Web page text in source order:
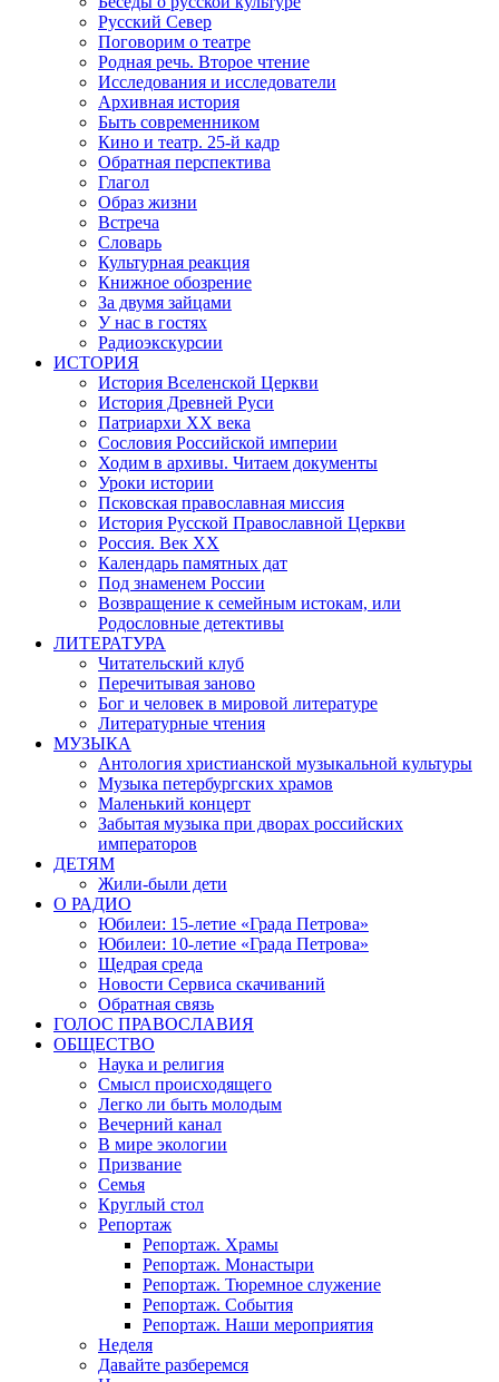
Русский Север
Поговорим о театре
Родная речь. Второе чтение
Исследования и исследователи
Архивная история
Быть современником
Кино и театр. 25-й кадр
Обратная перспектива
Глагол
Образ жизни
Встреча
Словарь
Культурная реакция
Книжное обозрение
За двумя зайцами
У нас в гостях
Радиоэкскурсии
ИСТОРИЯ
История Вселенской Церкви
История Древней Руси
Патриархи XX века
Сословия Российской империи
Ходим в архивы. Читаем документы
Уроки истории
Псковская православная миссия
История Русской Православной Церкви
Россия. Век ХХ
Календарь памятных дат
Под знаменем России
Возвращение к семейным истокам, или
Родословные детективы
ЛИТЕРАТУРА
Читательский клуб
Перечитывая заново
Бог и человек в мировой литературе
Литературные чтения
МУЗЫКА
Антология христианской музыкальной культуры
Музыка петербургских храмов
Маленький концерт
Забытая музыка при дворах российских
императоров
ДЕТЯМ
Жили-были дети
О РАДИО
Юбилеи: 15-летие «Града Петрова»
Юбилеи: 10-летие «Града Петрова»
Щедрая среда
Новости Сервиса скачиваний
Обратная связь
ГОЛОС ПРАВОСЛАВИЯ
ОБЩЕСТВО
Наука и религия
Смысл происходящего
Легко ли быть молодым
Вечерний канал
В мире экологии
Призвание
Семья
Круглый стол
Репортаж
Репортаж. Храмы
Репортаж. Монастыри
Репортаж. Тюремное служение
Репортаж. События
Репортаж. Наши мероприятия
Неделя
Давайте разберемся